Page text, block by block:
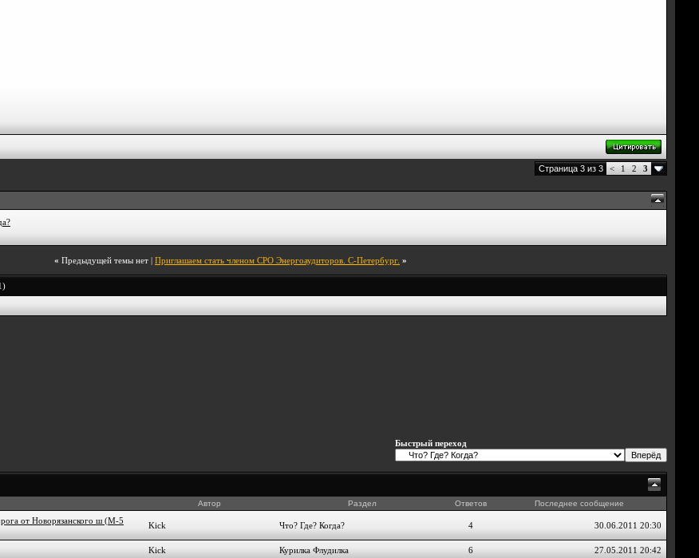
Страница 3 из 3 < 1 2 3
« Предыдущей темы нет | Приглашаем стать членом СРО Энергоаудиторов. С-Петербург. »
Быстрый переход
Автор Раздел Ответов Последнее сообщение
от Новорязанского ш (М-5
Kick Что? Где? Когда? 4 30.06.2011 20:30
Kick Курилка Флудилка 6 27.05.2011 20:42